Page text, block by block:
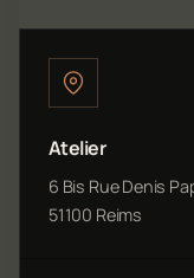
Atelier
6 Bis Rue Denis
51100 Reims